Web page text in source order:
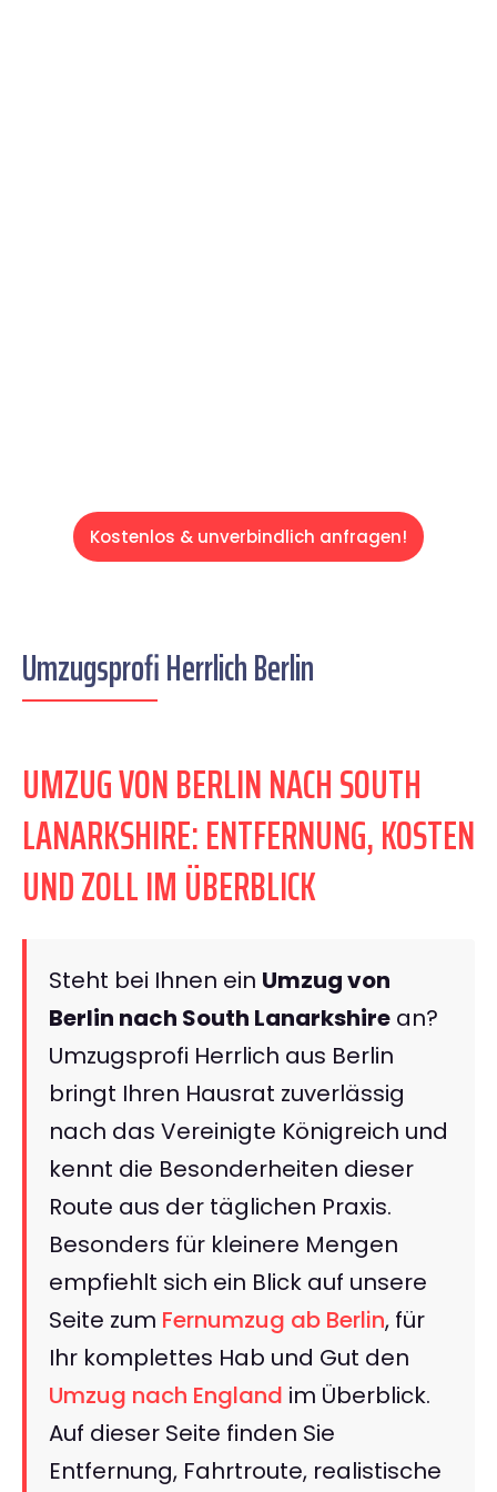
Kostenlos & unverbindlich anfragen!
Umzugsprofi Herrlich Berlin
UMZUG VON BERLIN NACH SOUTH
LANARKSHIRE: ENTFERNUNG, KOSTEN
UND ZOLL IM ÜBERBLICK
Steht bei Ihnen ein Umzug von
Berlin nach South Lanarkshire an?
Umzugsprofi Herrlich aus Berlin
bringt Ihren Hausrat zuverlässig
nach das Vereinigte Königreich und
kennt die Besonderheiten dieser
Route aus der täglichen Praxis.
Besonders für kleinere Mengen
empfiehlt sich ein Blick auf unsere
Seite zum Fernumzug ab Berlin, für
Ihr komplettes Hab und Gut den
Umzug nach England im Überblick.
Auf dieser Seite finden Sie
Entfernung, Fahrtroute, realistische